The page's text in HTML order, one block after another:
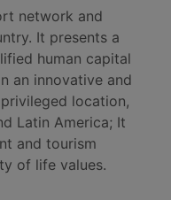
network and
It presents a
human capital
an innovative and
location,
Latin America; It
and tourism
of life values.